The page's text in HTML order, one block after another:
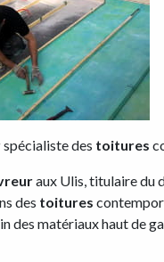
spécialiste des toitures
aux Ulis, titulaire du
des toitures
des matériaux haut de